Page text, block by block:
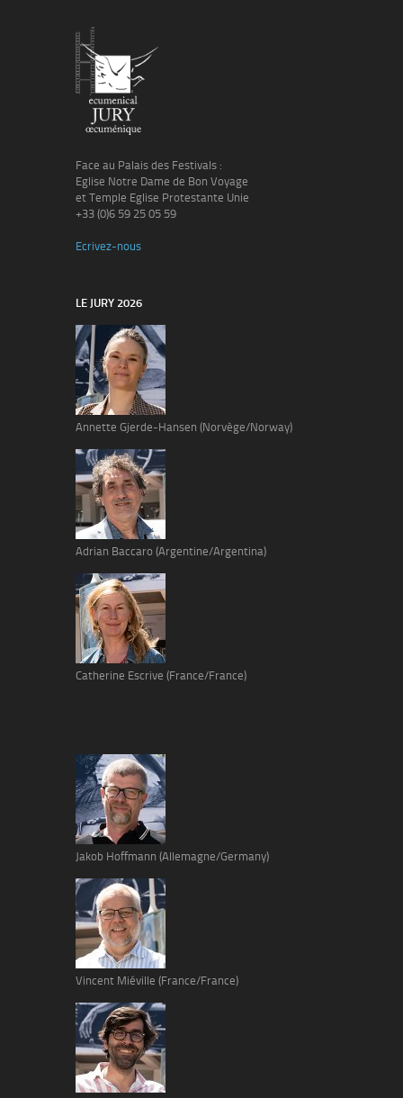
Face au Palais des Festivals :
Eglise Notre Dame de Bon Voyage
et Temple Eglise Protestante Unie
+33 (0)6 59 25 05 59
Ecrivez-nous
LE JURY 2026
Annette Gjerde-Hansen (Norvège/Norway)
Adrian Baccaro (Argentine/Argentina)
Catherine Escrive (France/France)
Jakob Hoffmann (Allemagne/Germany)
Vincent Miéville (France/France)